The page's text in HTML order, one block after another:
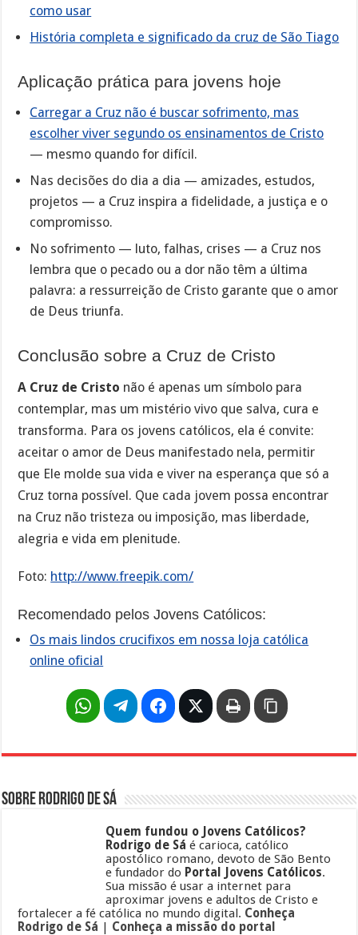
como usar
História completa e significado da cruz de São Tiago
Aplicação prática para jovens hoje
Carregar a Cruz não é buscar sofrimento, mas
escolher viver segundo os ensinamentos de Cristo
— mesmo quando for difícil.
Nas decisões do dia a dia — amizades, estudos,
projetos — a Cruz inspira a fidelidade, a justiça e o
compromisso.
No sofrimento — luto, falhas, crises — a Cruz nos
lembra que o pecado ou a dor não têm a última
palavra: a ressurreição de Cristo garante que o amor
de Deus triunfa.
Conclusão sobre a Cruz de Cristo
A Cruz de Cristo não é apenas um símbolo para
contemplar, mas um mistério vivo que salva, cura e
transforma. Para os jovens católicos, ela é convite:
aceitar o amor de Deus manifestado nela, permitir
que Ele molde sua vida e viver na esperança que só a
Cruz torna possível. Que cada jovem possa encontrar
na Cruz não tristeza ou imposição, mas liberdade,
alegria e vida em plenitude.
Foto: http://www.freepik.com/
Recomendado pelos Jovens Católicos:
Os mais lindos crucifixos em nossa loja católica
online oficial
Sobre Rodrigo de Sá
Quem fundou o Jovens Católicos?
Rodrigo de Sá é carioca, católico
apostólico romano, devoto de São Bento
e fundador do Portal Jovens Católicos.
Sua missão é usar a internet para
aproximar jovens e adultos de Cristo e
fortalecer a fé católica no mundo digital. Conheça
Rodrigo de Sá | Conheça a missão do portal